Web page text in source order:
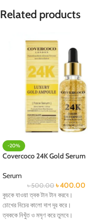
Related products
-20%
Covercoco 24K Gold Serum
Serum
৳500.00 ৳400.00
কুচকে যাওয়া ত্বক টান টান করবে।
চোখের নিচের কালো দাগ দূর করে।
ত্বককে নিখুঁত ও মসৃণ করে তুলবে।